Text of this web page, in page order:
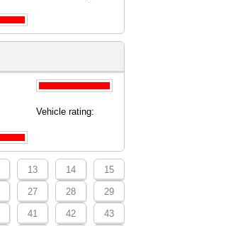
Vehicle rating:
13 14 15
27 28 29
41 42 43